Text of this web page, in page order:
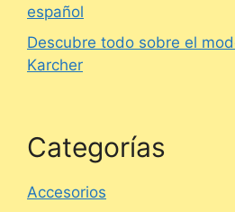
español
Descubre todo sobre el
Karcher
Categorías
Accesorios